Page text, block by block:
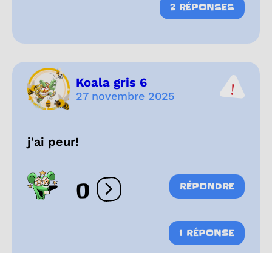
2 RÉPONSES
Koala gris 6
27 novembre 2025
j'ai peur!
0 Ouvrir les réactions
RÉPONDRE
1 RÉPONSE